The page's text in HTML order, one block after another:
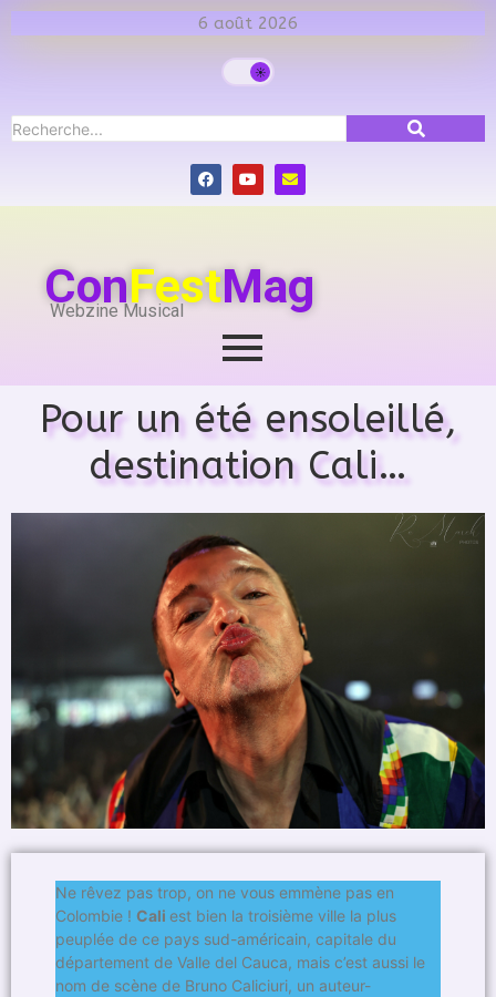
6 août 2026
ConFestMag
Webzine Musical
Pour un été ensoleillé,
destination Cali…
Ne rêvez pas trop, on ne vous emmène pas en
Colombie ! Cali est bien la troisième ville la plus
peuplée de ce pays sud-américain, capitale du
département de Valle del Cauca, mais c’est aussi le
nom de scène de Bruno Caliciuri, un auteur-